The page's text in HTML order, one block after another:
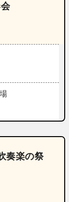
奏楽の祭